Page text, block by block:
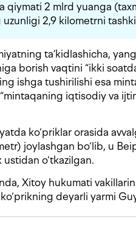
qiymati 2 mlrd yuanga
2,9 kilometrni
ta’kidlashicha,
borish vaqtini “ikki
ishga tushirilishi esa
iqtisodiy va
ko‘priklar orasida
joylashgan bo‘lib, u
ustidan o‘tkazilgan.
Xitoy hukumati
deyarli yarmi